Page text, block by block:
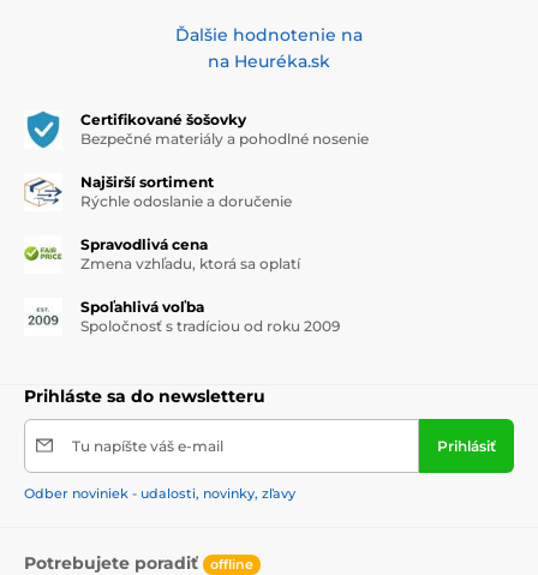
Ďalšie hodnotenie na
na Heuréka.sk
Certifikované šošovky
Bezpečné materiály a pohodlné nosenie
Najširší sortiment
Rýchle odoslanie a doručenie
Spravodlivá cena
Zmena vzhľadu, ktorá sa oplatí
Spoľahlivá voľba
Spoločnosť s tradíciou od roku 2009
Prihláste sa do newsletteru
Tu napíšte váš e-mail Prihlásiť
Odber noviniek - udalosti, novinky, zľavy
Potrebujete poradiť offline